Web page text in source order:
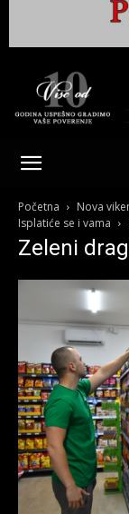
Gradski
Online
Kikinda
Početna
Nova
Isplatiće se i vama
Zeleni